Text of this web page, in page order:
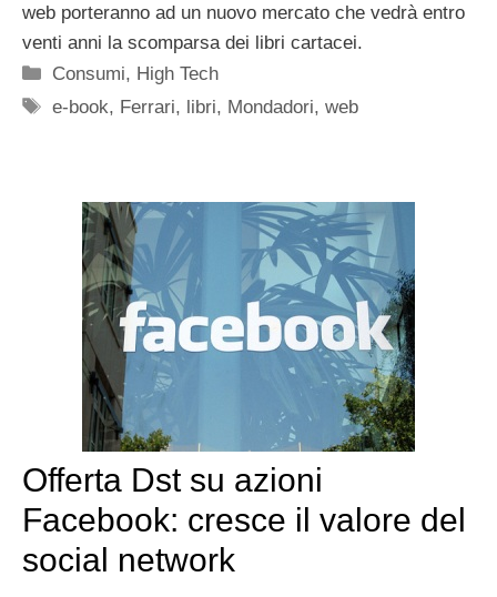
web porteranno ad un nuovo mercato che vedrà entro
venti anni la scomparsa dei libri cartacei.
Categorie
Consumi, High Tech
Tag
e-book, Ferrari, libri, Mondadori,web
Offerta Dst su azioni
Facebook: cresce il valore del
social network